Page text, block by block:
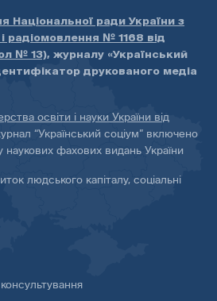
Національної ради України з
радіомовлення № 1168 від
№ 13), журналу «Український
друкованого медіа
освіти і науки України від
“Український соціум” включено
наукових фахових видань України
людського капіталу, соціальні